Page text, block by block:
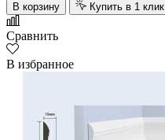
В корзину Купить в 1 клик
Сравнить
В избранное